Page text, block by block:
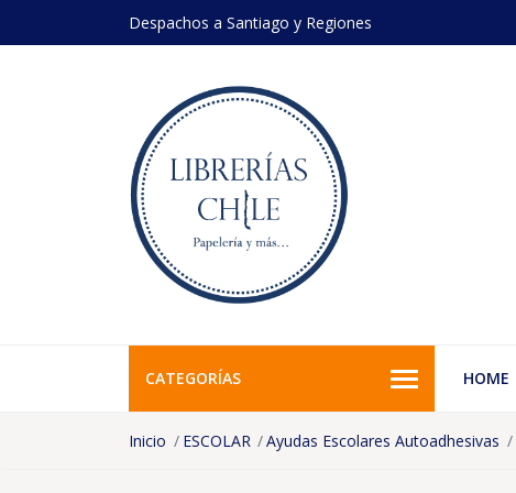
Despachos a Santiago y Regiones
CATEGORÍAS HOME
Inicio ESCOLAR Ayudas Escolares Autoadhesivas